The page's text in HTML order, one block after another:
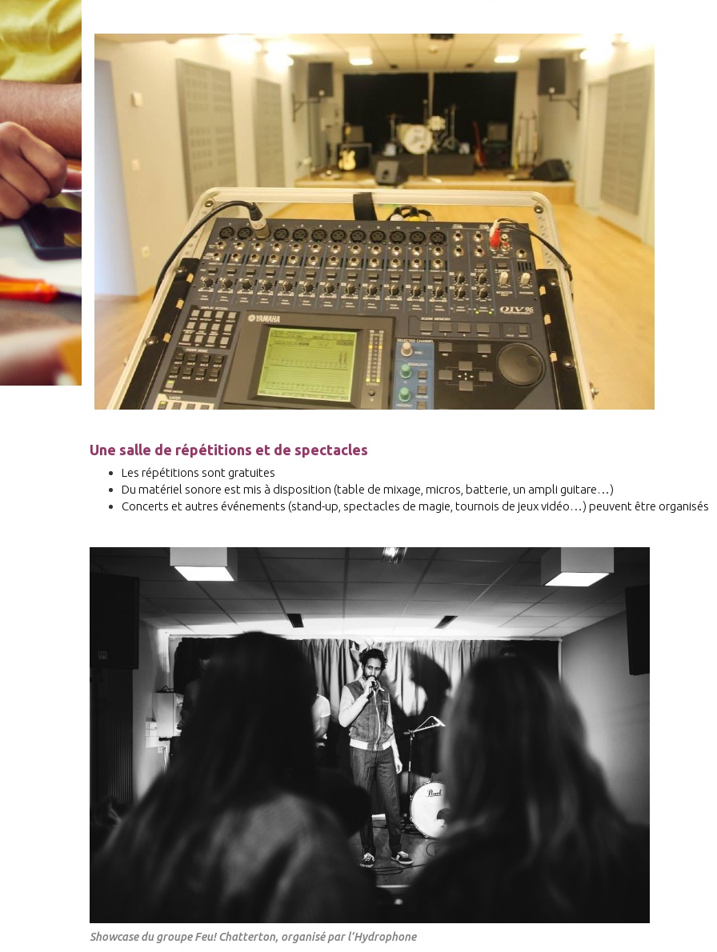
Une salle de répétitions et de spectacles
Les répétitions sont gratuites
Du matériel sonore est mis à disposition (table de mixage, micros, batterie, un ampli guitare…)
Concerts et autres événements (stand-up, spectacles de magie, tournois de jeux vidéo…) peuvent être organisés
Showcase du groupe Feu! Chatterton, organisé par l’Hydrophone